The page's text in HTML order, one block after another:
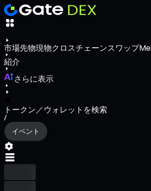
市場先物現物クロスチェーンスワップ
紹介
さらに表示
トークン／ウォレットを検索
/
イベント